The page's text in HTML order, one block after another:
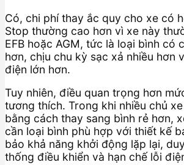
Có, chi phí thay ắc quy cho xe có
Stop thường cao hơn vì xe này
EFB hoặc AGM, tức là loại bình có
hơn, chịu chu kỳ sạc xả nhiều hơn
điện lớn hơn.
Tuy nhiên, điều quan trọng hơn
tương thích. Trong khi nhiều chủ
bằng cách thay sang bình rẻ hơn,
cần loại bình phù hợp với thiết kế
bảo khả năng khởi động lặp lại,
thống điều khiển và hạn chế lỗi